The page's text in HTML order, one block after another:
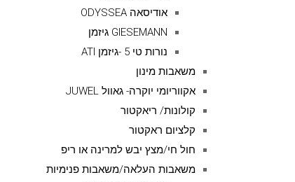
אודיסאה ODYSSEA
GIESEMANN גיזמן
נורות טי 5 -גיזמן ATI
משאבות מינון
אקווריומי יוקרה- גאוול JUWEL
קולונות/ ריאקטור
קלציום ראקטור
חול חי/מצץ יבש למרינה או ריפ
משאבות העלאה/משאבות פנימיות